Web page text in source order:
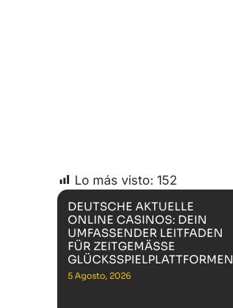
Lo más visto: 152
DEUTSCHE AKTUELLE
ONLINE CASINOS: DEIN
UMFASSENDER LEITFADEN
FÜR ZEITGEMÄSSE G
LÜCKSSPIELPLATTFORMEN
5 Agosto, 2026